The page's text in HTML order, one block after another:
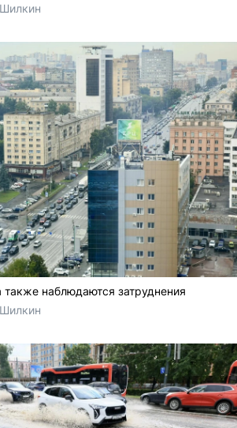
наблюдаются затруднения